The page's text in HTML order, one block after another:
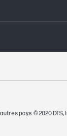
pays. © 2020 DTS,